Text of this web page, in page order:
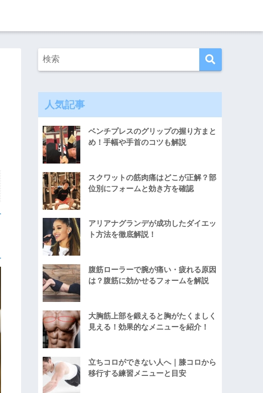
人気記事
ベンチプレスのグリップの握り方まと
め！手幅や手首のコツも解説
スクワットの筋肉痛はどこが正解？部
位別にフォームと効き方を確認
アリアナグランデが成功したダイエッ
ト方法を徹底解説！
腹筋ローラーで腕が痛い・疲れる原因
は？腹筋に効かせるフォームを解説
大胸筋上部を鍛えると胸がたくましく
見える！効果的なメニューを紹介！
立ちコロができない人へ｜膝コロから
移行する練習メニューと目安